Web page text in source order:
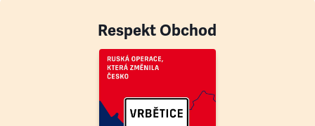
Respekt Obchod